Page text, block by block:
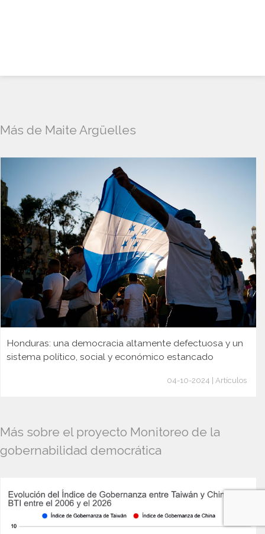
Más de Maite Argüelles
Honduras: una democracia altamente defectuosa y un
sistema político, social y económico estancado
04-10-2024 | Artículos
Más sobre el proyecto Monitoreo de la
gobernabilidad democrática